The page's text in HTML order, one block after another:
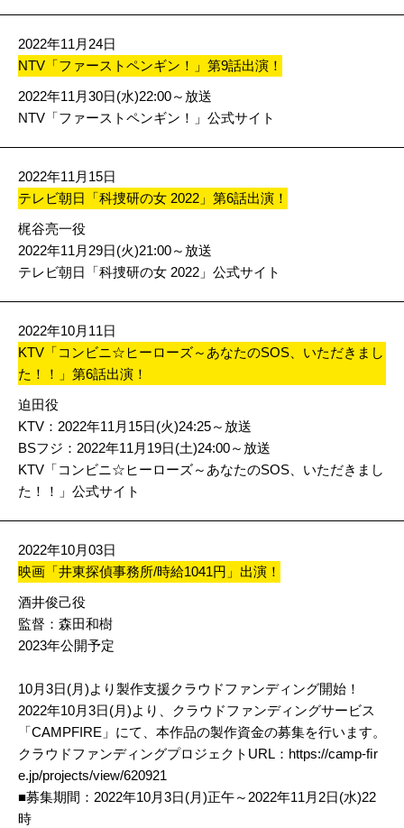
2022年11月24日
NTV「ファーストペンギン！」第9話出演！
2022年11月30日(水)22:00～放送
NTV「ファーストペンギン！」公式サイト
2022年11月15日
テレビ朝日「科捜研の女 2022」第6話出演！
梶谷亮一役
2022年11月29日(火)21:00～放送
テレビ朝日「科捜研の女 2022」公式サイト
2022年10月11日
KTV「コンビニ☆ヒーローズ～あなたのSOS、いただきまし
た！！」第6話出演！
迫田役
KTV：2022年11月15日(火)24:25～放送
BSフジ：2022年11月19日(土)24:00～放送
KTV「コンビニ☆ヒーローズ～あなたのSOS、いただきまし
た！！」公式サイト
2022年10月03日
映画「井東探偵事務所/時給1041円」出演！
酒井俊己役
監督： 森田和樹
2023年公開予定
10月3日(月)より製作支援クラウドファンディング開始！
2022年10月3日(月)より、クラウドファンディングサービス
「CAMPFIRE」にて、本作品の製作資金の募集を行います。
クラウドファンディングプロジェクトURL： https://camp-ﬁr
e.jp/projects/view/620921
■募集期間：2022年10月3日(月)正午～2022年11月2日(水)22
時